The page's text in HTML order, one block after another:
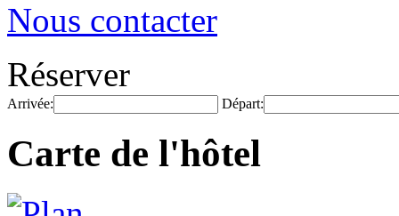
Nous contacter
Réserver
Arrivée: Départ:
Carte de l'hôtel